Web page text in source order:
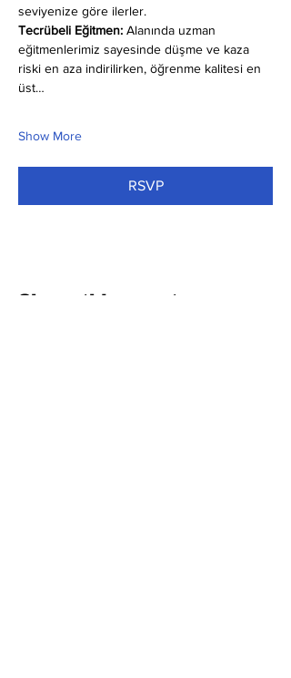
seviyenize göre ilerler.
Tecrübeli Eğitmen: Alanında uzman
eğitmenlerimiz sayesinde düşme ve kaza
riski en aza indirilirken, öğrenme kalitesi en
üst…
Show More
RSVP
Share this event